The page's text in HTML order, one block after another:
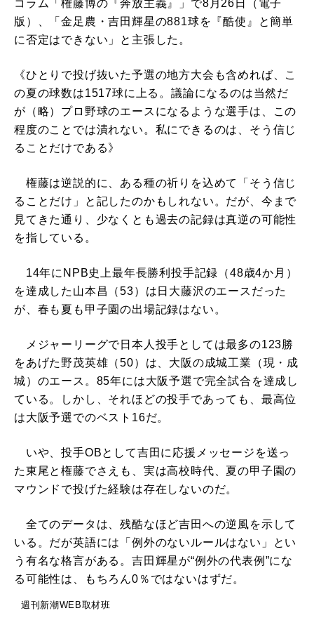
コラム「権藤博の『奔放主義』」で8月26日（電子
版）、「金足農・吉田輝星の881球を『酷使』と簡単
に否定はできない」と主張した。
《ひとりで投げ抜いた予選の地方大会も含めれば、こ
の夏の球数は1517球に上る。議論になるのは当然だ
が（略）プロ野球のエースになるような選手は、この
程度のことでは潰れない。私にできるのは、そう信じ
ることだけである》
権藤は逆説的に、ある種の祈りを込めて「そう信じ
ることだけ」と記したのかもしれない。だが、今まで
見てきた通り、少なくとも過去の記録は真逆の可能性
を指している。
14年にNPB史上最年長勝利投手記録（48歳4か月）
を達成した山本昌（53）は日大藤沢のエースだった
が、春も夏も甲子園の出場記録はない。
メジャーリーグで日本人投手としては最多の123勝
をあげた野茂英雄（50）は、大阪の成城工業（現・成
城）のエース。85年には大阪予選で完全試合を達成し
ている。しかし、それほどの投手であっても、最高位
は大阪予選でのベスト16だ。
いや、投手OBとして吉田に応援メッセージを送っ
た東尾と権藤でさえも、実は高校時代、夏の甲子園の
マウンドで投げた経験は存在しないのだ。
全てのデータは、残酷なほど吉田への逆風を示して
いる。だが英語には「例外のないルールはない」とい
う有名な格言がある。吉田輝星が“例外の代表例”にな
る可能性は、もちろん0％ではないはずだ。
週刊新潮WEB取材班